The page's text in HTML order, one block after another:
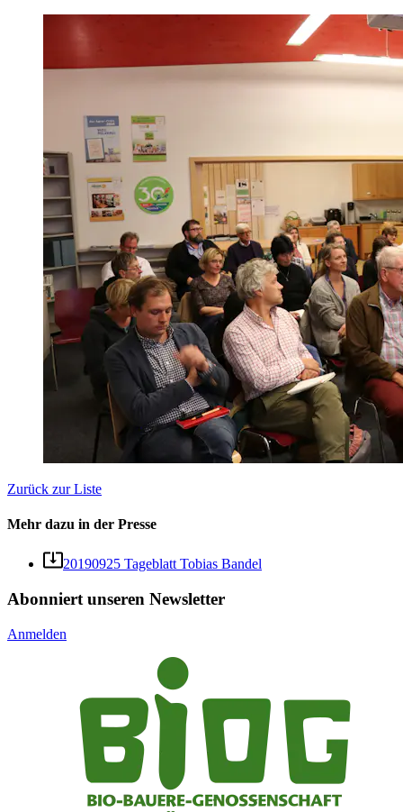
Zurück zur Liste
Mehr dazu in der Presse
20190925 Tageblatt Tobias Bandel
Abonniert unseren Newsletter
Anmelden